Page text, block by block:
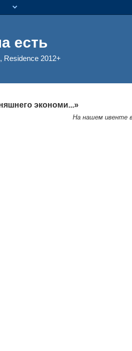
есть
Residence 2012+
экономи...»
На нашем ивенте